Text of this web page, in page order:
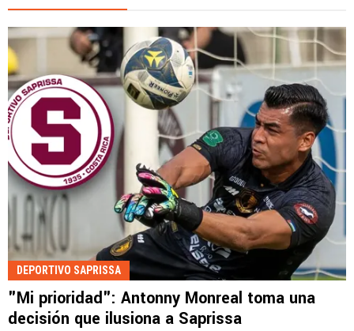
DEPORTIVO SAPRISSA
"Mi prioridad": Antonny Monreal toma una
decisión que ilusiona a Saprissa